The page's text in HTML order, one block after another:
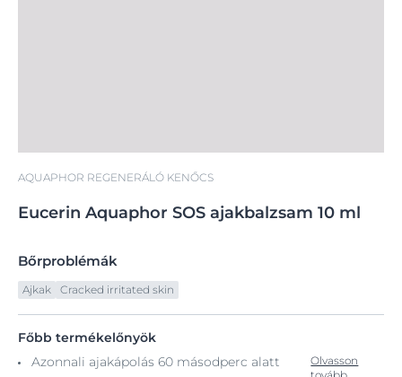
AQUAPHOR REGENERÁLÓ KENŐCS
Eucerin Aquaphor SOS ajakbalzsam 10 ml
Bőrproblémák
Ajkak Cracked irritated skin
Főbb termékelőnyök
Azonnali ajakápolás 60 másodperc alatt
Olvasson